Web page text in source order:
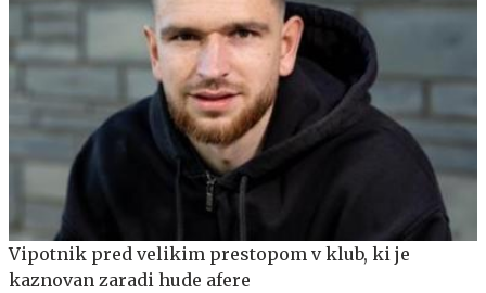
Vipotnik pred velikim prestopom v klub, ki je
kaznovan zaradi hude afere